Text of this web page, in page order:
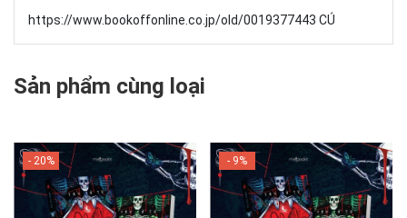
https://www.bookoffonline.co.jp/old/0019377443 CÚ
Sản phẩm cùng loại
- 20% - 9%